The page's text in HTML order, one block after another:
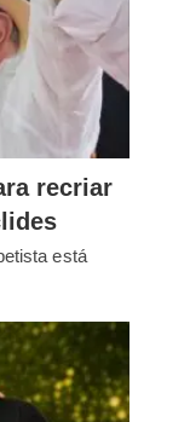
recriar
está